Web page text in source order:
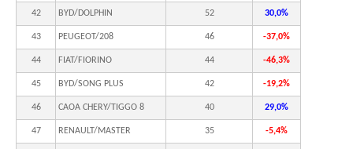
42 BYD/DOLPHIN 52 30,0%
43 PEUGEOT/208 46 -37,0%
44 FIAT/FIORINO 44 -46,3%
45 BYD/SONG PLUS 42 -19,2%
46 CAOA CHERY/TIGGO 8 40 29,0%
47 RENAULT/MASTER 35 -5,4%